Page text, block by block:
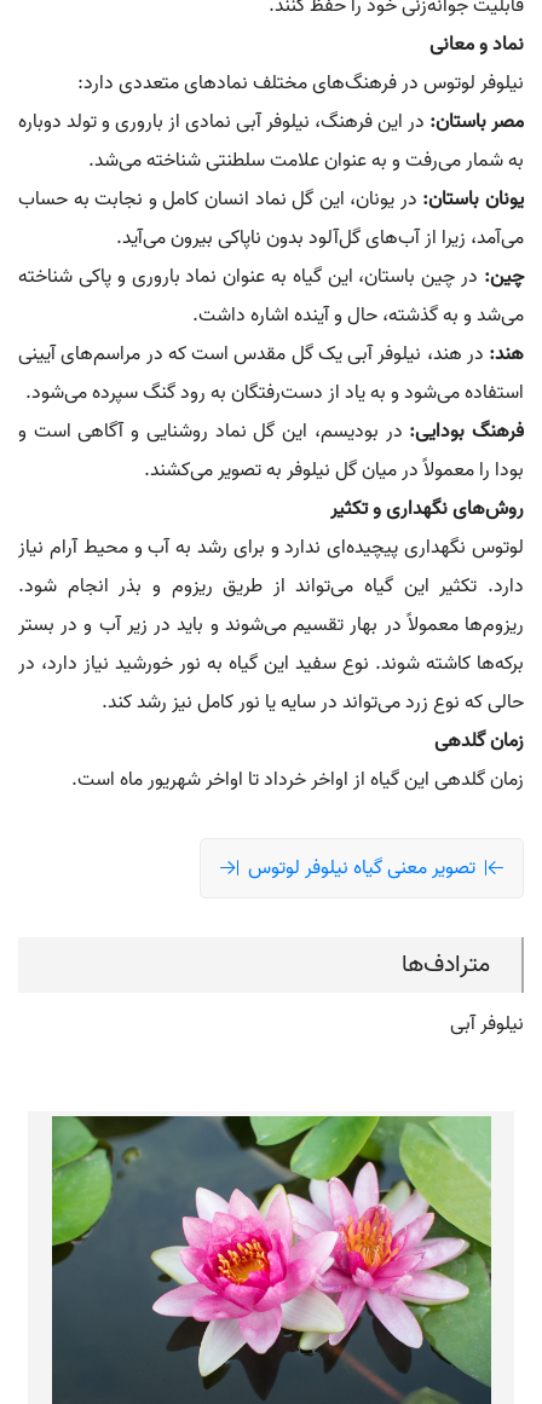
نماد و معانی
نیلوفر لوتوس در فرهنگ‌های مختلف نمادهای متعددی دارد:
مصر باستان: در این فرهنگ، نیلوفر آبی نمادی از باروری و تولد دوباره
به شمار می‌رفت و به عنوان علامت سلطنتی شناخته می‌شد.
یونان باستان: در یونان، این گل نماد انسان کامل و نجابت به حساب
می‌آمد، زیرا از آب‌های گل‌آلود بدون ناپاکی بیرون می‌آید.
چین: در چین باستان، این گیاه به عنوان نماد باروری و پاکی شناخته
می‌شد و به گذشته، حال و آینده اشاره داشت.
هند: در هند، نیلوفر آبی یک گل مقدس است که در مراسم‌های آیینی
استفاده می‌شود و به یاد از دست‌رفتگان به رود گنگ سپرده می‌شود.
فرهنگ بودایی: در بودیسم، این گل نماد روشنایی و آگاهی است و
بودا را معمولاً در میان گل نیلوفر به تصویر می‌کشند.
روش‌های نگهداری و تکثیر
لوتوس نگهداری پیچیده‌ای ندارد و برای رشد به آب و محیط آرام نیاز
دارد. تکثیر این گیاه می‌تواند از طریق ریزوم و بذر انجام شود.
ریزوم‌ها معمولاً در بهار تقسیم می‌شوند و باید در زیر آب و در بستر
برکه‌ها کاشته شوند. نوع سفید این گیاه به نور خورشید نیاز دارد، در
حالی که نوع زرد می‌تواند در سایه یا نور کامل نیز رشد کند.
زمان گلدهی
زمان گلدهی این گیاه از اواخر خرداد تا اواخر شهریور ماه است.
تصویر معنی گیاه نیلوفر لوتوس
مترادف‌ها
نیلوفر آبی